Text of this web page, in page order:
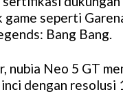
game seperti
Bang Bang.
nubia Neo 5 GT
dengan resolusi